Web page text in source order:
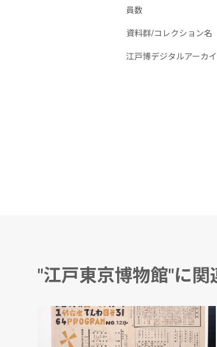
員数
資料群/コレクション名
江戸博デジタルアーカ
"江戸東京博物館"に関
ムーラン・ルージュ 第128回公演番組
越野賢二/編